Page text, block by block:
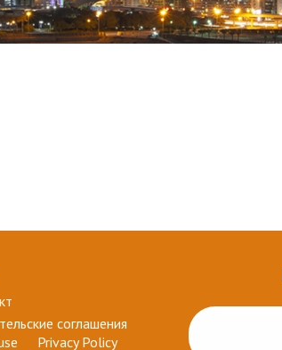
соглашения
Privacy Policy